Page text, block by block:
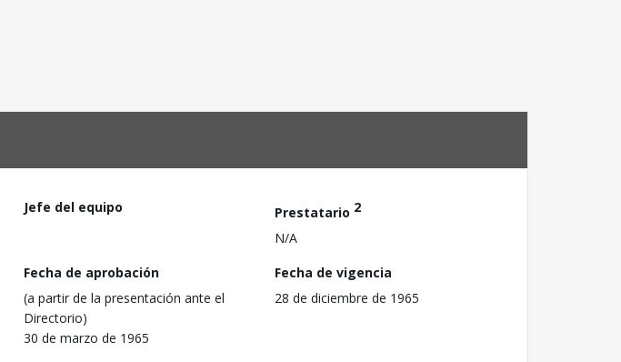
Jefe del equipo Prestatario 2
N/A
Fecha de aprobación
(a partir de la presentación ante el
Directorio)
30 de marzo de 1965
Fecha de vigencia
28 de diciembre de 1965